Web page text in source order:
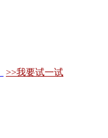
>>我要试一试